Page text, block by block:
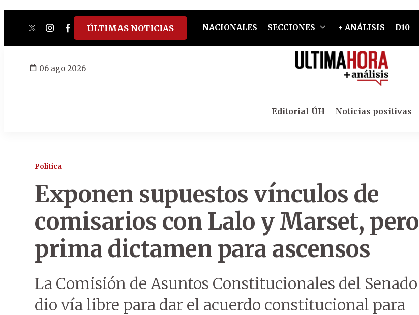
twitterinstagram
facebook
tiktokyoutube
spotify
ÚLTIMAS NOTICIAS NACIONALES SECCIONES + ANÁLISIS D10
06 ago 2026
Editorial ÚH Noticias positivas
Política
Exponen supuestos vínculos de
comisarios con Lalo y Marset, pero
prima dictamen para ascensos
La Comisión de Asuntos Constitucionales del Senado
dio vía libre para dar el acuerdo constitucional para